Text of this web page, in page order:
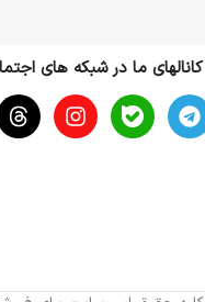
کانالهای ما در شبکه های